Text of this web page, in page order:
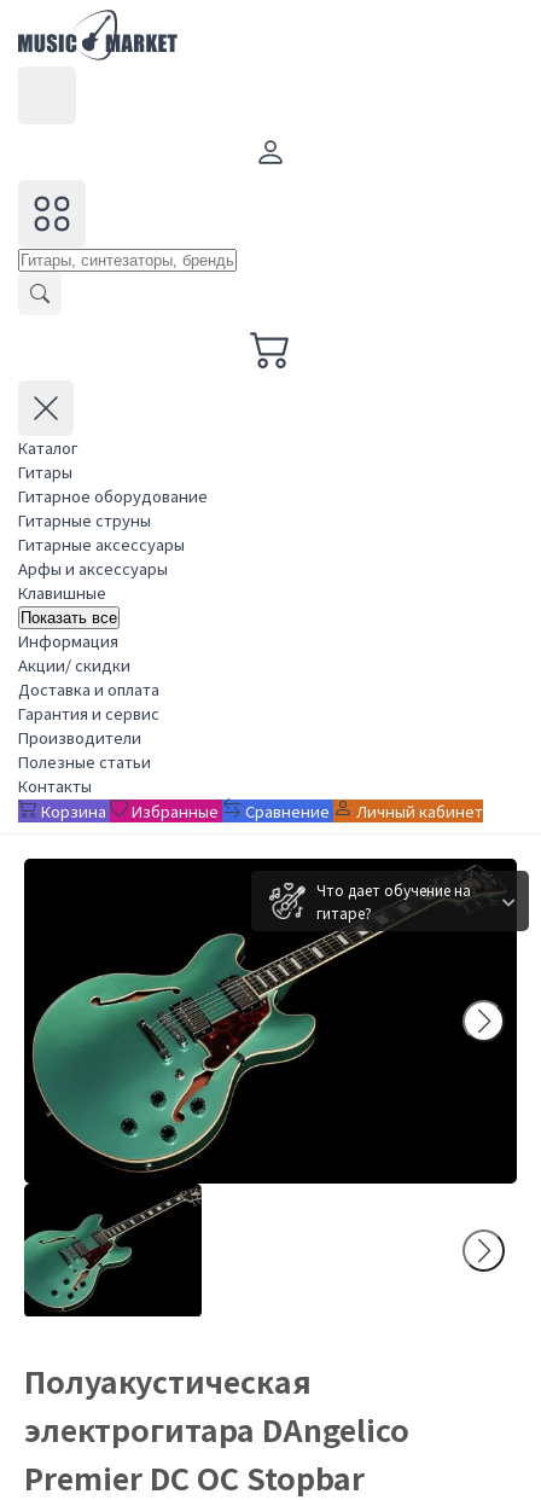
Каталог
Гитары
Гитарное оборудование
Гитарные струны
Гитарные аксессуары
Арфы и аксессуары
Клавишные
Показать все
Информация
Акции/ скидки
Доставка и оплата
Гарантия и сервис
Производители
Полезные статьи
Контакты
Корзина
Избранные Сравнение Личный кабинет
Что дает обучение на
гитаре?
Полуакустическая
электрогитара DAngelico
Premier DC OC Stopbar